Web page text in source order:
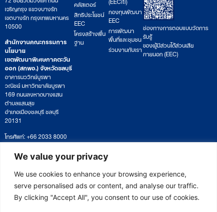
We value your privacy
We use cookies to enhance your browsing experience,
serve personalised ads or content, and analyse our traffic.
By clicking "Accept All", you consent to our use of cookies.
เจริญกรุง แขวงบางรัก
เขตบางรัก กรุงเทพมหานคร
10500
สำนักงานคณะกรรมการ
นโยบาย
เขตพัฒนาพิเศษภาคตะวัน
ออก (สกพอ.) จังหวัดชลบุรี
อาคารนววิทย์บูรพา
วณิชย์ มหาวิทยาลัยบูรพา
169 ถนนลงหาดบางแสน
ตำบลแสนสุข
อำเภอเมืองชลบุรี ชลบุรี
20131
โทรศัพท์: +66 2033 8000
เวลาทำการ: จันทร์ – ศุกร์
09:00 – 17:00 น.
ติดตามหนังสือหรือยื่นเอกสาร
saraban@eeco.or.th
คลัสเตอร์
สิทธิประโยชน์
EEC
โครงสร้างพื้น
ฐาน
กองทุนพัฒนา
EEC
การพัฒนา
พื้นที่และชุมชน
ร่วมงานกับเรา
ช่องทางการตอบแบบวัดการ
รับรู้
ของผู้มีส่วนได้ส่วนเสีย
ภายนอก (EEC)